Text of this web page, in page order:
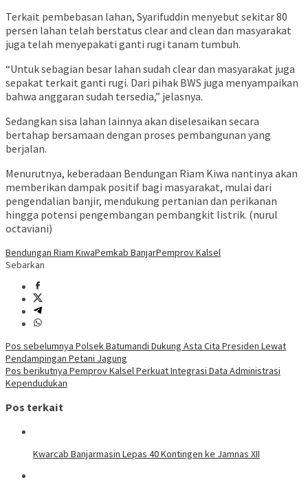
Terkait pembebasan lahan, Syarifuddin menyebut sekitar 80
persen lahan telah berstatus clear and clean dan masyarakat
juga telah menyepakati ganti rugi tanam tumbuh.
“Untuk sebagian besar lahan sudah clear dan masyarakat juga
sepakat terkait ganti rugi. Dari pihak BWS juga menyampaikan
bahwa anggaran sudah tersedia,” jelasnya.
Sedangkan sisa lahan lainnya akan diselesaikan secara
bertahap bersamaan dengan proses pembangunan yang
berjalan.
Menurutnya, keberadaan Bendungan Riam Kiwa nantinya akan
memberikan dampak positif bagi masyarakat, mulai dari
pengendalian banjir, mendukung pertanian dan perikanan
hingga potensi pengembangan pembangkit listrik. (nurul
octaviani)
Bendungan Riam KiwaPemkab BanjarPemprov Kalsel
Sebarkan
Navigasi
pos
Pos sebelumnya Polsek Batumandi Dukung Asta Cita Presiden Lewat
Pendampingan Petani Jagung
Pos berikutnya Pemprov Kalsel Perkuat Integrasi Data Administrasi
Kependudukan
Pos terkait
Kwarcab Banjarmasin Lepas 40 Kontingen ke Jamnas XII